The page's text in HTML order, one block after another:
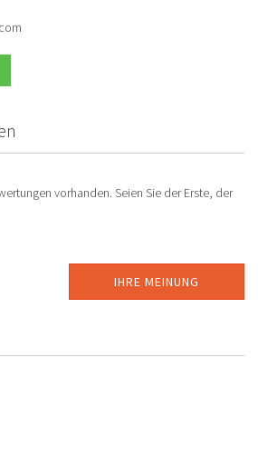
vorhanden. Seien Sie der Erste, der
IHRE MEINUNG